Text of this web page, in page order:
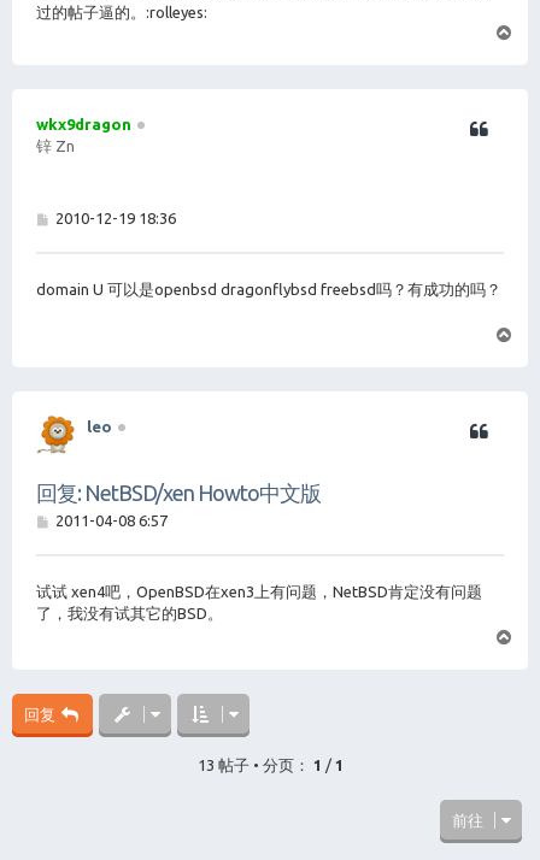
过的帖子逼的。:rolleyes:
wkx9dragon
锌 Zn
帖
2010-12-19 18:36
domain U 可以是openbsd dragonflybsd freebsd吗？有成功的吗？
leo
回复: NetBSD/xen Howto中文版
帖
2011-04-08 6:57
试试 xen4吧，OpenBSD在xen3上有问题，NetBSD肯定没有问题
了，我没有试其它的BSD。
回复
13 帖子 • 分页： 1 / 1
前往